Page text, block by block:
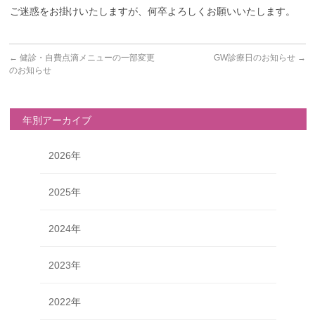
ご迷惑をお掛けいたしますが、何卒よろしくお願いいたします。
← 健診・自費点滴メニューの一部変更
のお知らせ
GW診療日のお知らせ →
年別アーカイブ
2026年
2025年
2024年
2023年
2022年